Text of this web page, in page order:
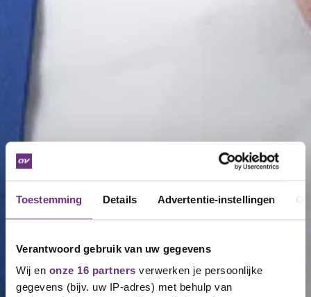
Toestemming Details Advertentie-instellingen
Verantwoord gebruik van uw gegevens
Wij en onze 16 partners verwerken je persoonlijke
gegevens (bijv. uw IP-adres) met behulp van